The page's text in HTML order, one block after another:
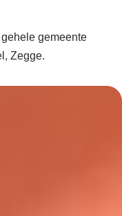
gemeente
Zegge.